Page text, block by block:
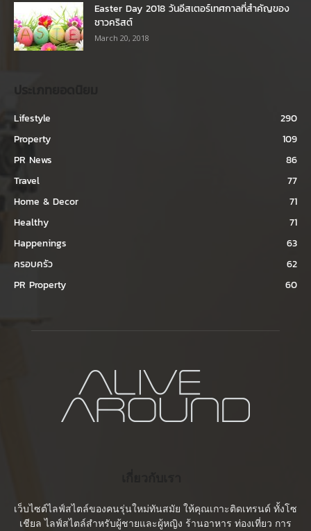
Easter Day 2018 วันอีสเตอร์เทศกาลที่สำคัญของ
ชาวคริสต์
March 20, 2018
Lifestyle
290
Property
109
PR News
86
Travel
77
Home & Decor
71
Healthy
71
Happenings
63
ครอบครัว
62
PR Property
60
เว็บไซต์ไลฟ์สไตล์ของคนรุ่นใหม่ทันสมัย ให้คุณเกาะติดเทรนด์ ทั้งโซ
เชียล ไลฟ์สไตล์สำหรับผู้ชายและผู้หญิง ร้านอาหาร ท่องเที่ยว การ